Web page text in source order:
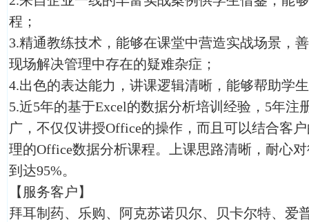
程；
3.精通教练技术，能够在课堂中营造实战场景，
现场解决管理中存在的疑难杂症；
4.出色的表达能力，讲课逻辑清晰，能够帮助学
5.近5年的基于Excel的数据分析培训经验，5年注
广，不仅仅讲授Office的操作，而且可以结合客
理的Office数据分析课程。上课思路清晰，耐心
到达95%。
【服务客户】
拜耳制药、乐购、阿克苏诺贝尔、贝卡尔特、爱